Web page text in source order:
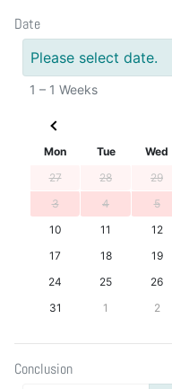
Date
Please select date.
1 – 1 Weeks
Mon
Tue Wed
27
28 29
3
4 5
10
11 12
17
18 19
24
25 26
31
1 2
Conclusion